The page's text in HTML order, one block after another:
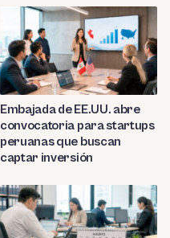
Embajada de EE.UU. abre
convocatoria para startups
peruanas que buscan
captar inversión